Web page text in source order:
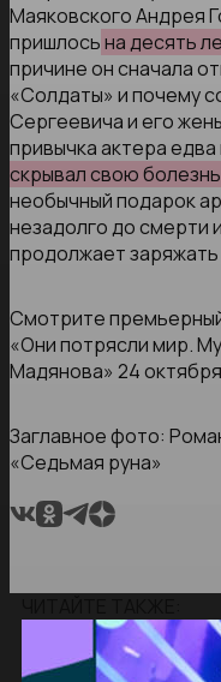
Маяковского Андрея
пришлосьна десять
причине он сначала
«Солдаты» и почему
Сергеевича и его
привычка актера
скрывал свою
необычный подарок
незадолго до смерти
продолжает
Смотрите
«Они потрясли мир.
Мадянова» 24
Заглавное фото:
«Седьмая руна»